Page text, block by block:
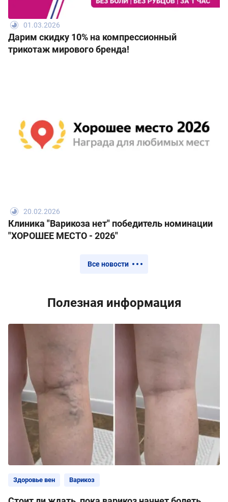
01.03.2026
Дарим скидку 10% на компрессионный
трикотаж мирового бренда!
20.02.2026
Клиника "Варикоза нет" победитель номинации
"ХОРОШЕЕ МЕСТО - 2026"
Все новости
Полезная информация
Здоровье вен Варикоз